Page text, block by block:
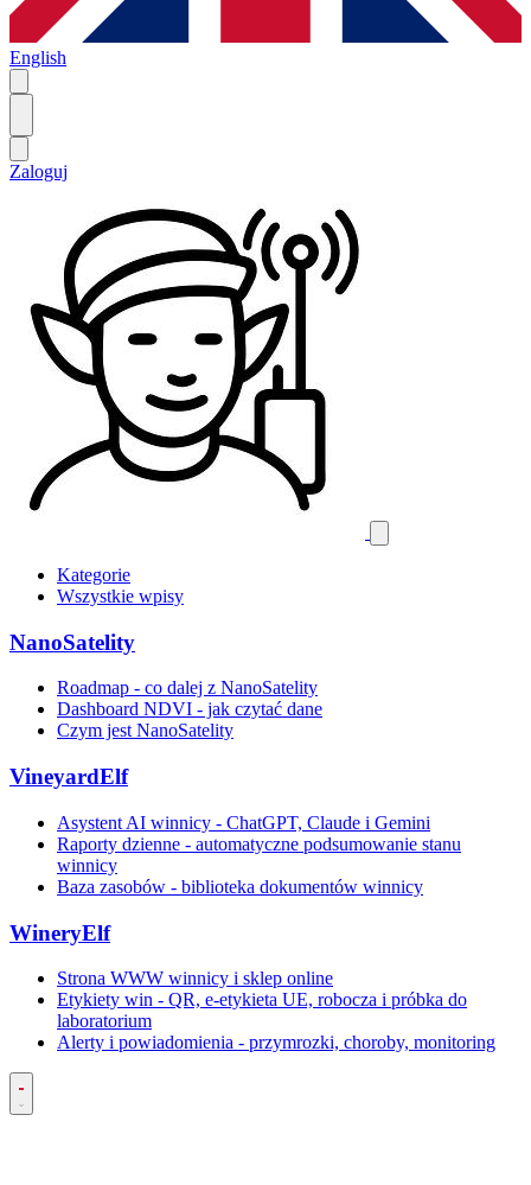
English
Zaloguj
Kategorie
Wszystkie wpisy
NanoSatelity
Roadmap - co dalej z NanoSatelity
Dashboard NDVI - jak czytać dane
Czym jest NanoSatelity
VineyardElf
Asystent AI winnicy - ChatGPT, Claude i Gemini
Raporty dzienne - automatyczne podsumowanie stanu
winnicy
Baza zasobów - biblioteka dokumentów winnicy
WineryElf
Strona WWW winnicy i sklep online
Etykiety win - QR, e-etykieta UE, robocza i próbka do
laboratorium
Alerty i powiadomienia - przymrozki, choroby, monitoring